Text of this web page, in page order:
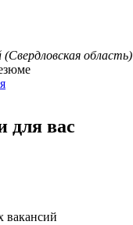
область)
для вас
вакансий